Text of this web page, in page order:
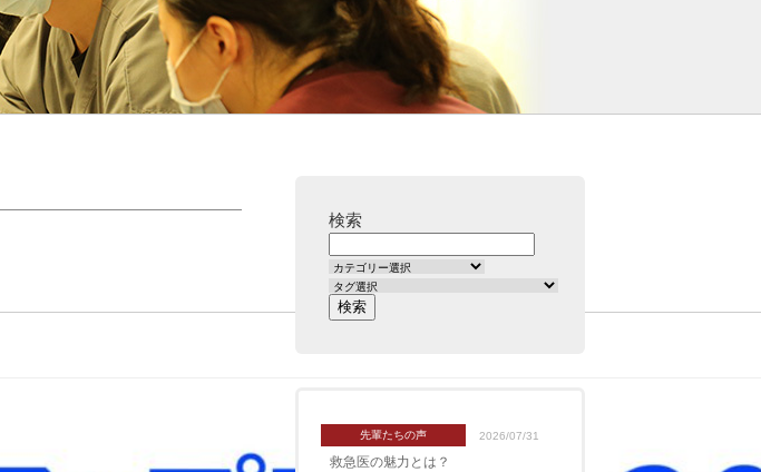
検索
先輩たちの声 2026/07/31
救急医の魅力とは？